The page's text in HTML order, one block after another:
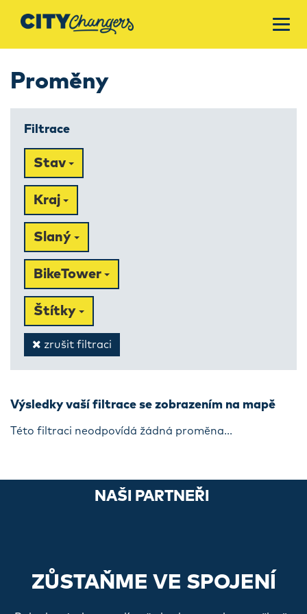
Proměny
Filtrace
Stav
Kraj
Slaný
BikeTower
Štítky
zrušit filtraci
Výsledky vaší filtrace se zobrazením na mapě
Této filtraci neodpovídá žádná proměna...
NAŠI PARTNEŘI
ZŮSTAŇME VE SPOJENÍ